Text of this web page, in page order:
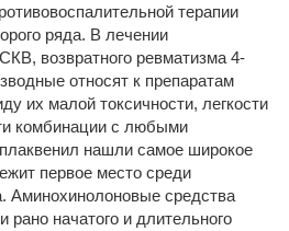
терапии
ряда. В лечении
возвратного ревматизма 4-
относят к препаратам
их малой токсичности, легкости
комбинации с любыми
нашли самое широкое
первое место среди
Аминохинолоновые средства
начатого и длительного